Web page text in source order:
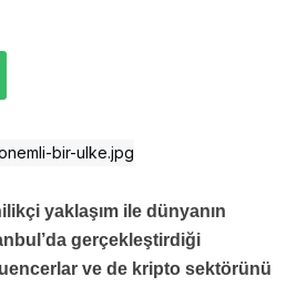
yaklaşım ile dünyanın
gerçekleştirdiği
ve de kripto sektörünü